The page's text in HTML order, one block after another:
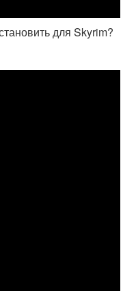
для Skyrim?